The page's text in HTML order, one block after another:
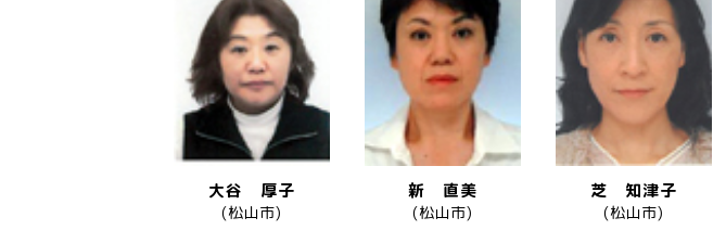
大谷 厚子
(松山市)
新 直美
(松山市)
芝 知津子
(松山市)